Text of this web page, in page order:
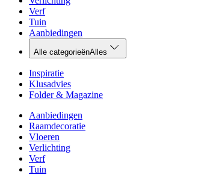
Verf
Tuin
Aanbiedingen
Alle categorieënAlles
Inspiratie
Klusadvies
Folder & Magazine
Aanbiedingen
Raamdecoratie
Vloeren
Verlichting
Verf
Tuin